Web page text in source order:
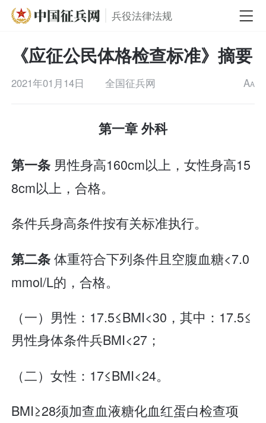
兵役法律法规
《应征公民体格检查标准》摘要
2021年01月14日 全国征兵网 AA
第一章 外科
第一条 男性身高160cm以上，女性身高15
8cm以上，合格。
条件兵身高条件按有关标准执行。
第二条体重符合下列条件且空腹血糖<7.0
mmol/L的，合格。
（一）男性：17.5≤BMI<30，其中：17.5≤
男性身体条件兵BMI<27；
（二）女性：17≤BMI<24。
BMI≥28须加查血液糖化血红蛋白检查项